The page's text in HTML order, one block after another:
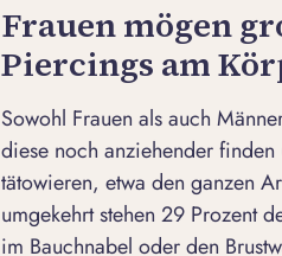
Frauen mögen
Piercings am
Sowohl Frauen als auch
diese noch anziehender
tätowieren, etwa den ganzen
umgekehrt stehen 29 Prozent
im Bauchnabel oder den